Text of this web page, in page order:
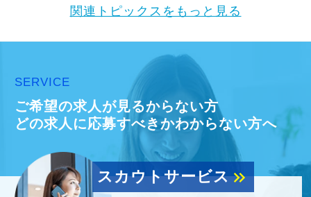
関連トピックスをもっと見る
SERVICE
ご希望の求人が見るからない方
どの求人に応募すべきかわからない方へ
スカウトサービスkeyboard_double_arrow_right